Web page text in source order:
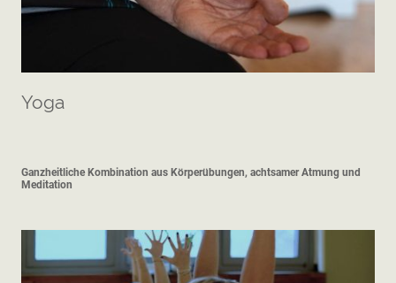
Yoga
Ganzheitliche Kombination aus Körperübungen, achtsamer Atmung und
Meditation